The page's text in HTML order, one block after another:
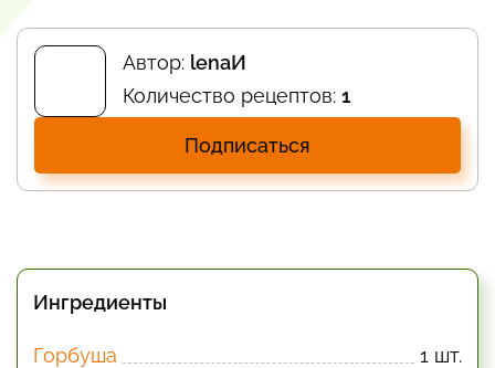
Автор: lenaИ
Количество рецептов: 1
Подписаться
Ингредиенты
Горбуша
1 шт.